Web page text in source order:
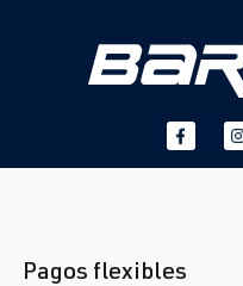
Pagos flexibles